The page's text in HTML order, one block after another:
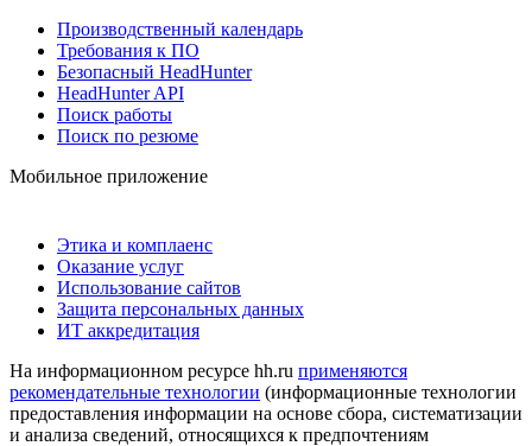
Производственный календарь
Требования к ПО
Безопасный HeadHunter
HeadHunter API
Поиск работы
Поиск по резюме
Мобильное приложение
Этика и комплаенс
Оказание услуг
Использование сайтов
Защита персональных данных
ИТ аккредитация
На информационном ресурсе hh.ru применяются
рекомендательные технологии (информационные технологии
предоставления информации на основе сбора, систематизации
и анализа сведений, относящихся к предпочтениям